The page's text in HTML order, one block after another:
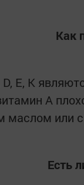
Как
E, K
А
маслом или
Есть